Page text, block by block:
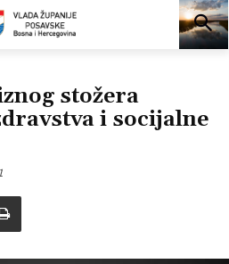
stožera
i socijalne